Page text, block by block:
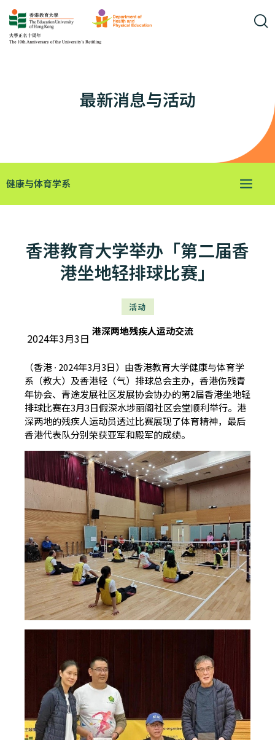
最新消息与活动
健康与体育学系
香港教育大学举办「第二届香
港坐地轻排球比赛」
活动
2024年3月3日
港深两地残疾人运动交流
（香港 ∙ 2024年3月3日）由香港教育大学健康与体育学
系（教大）及香港轻（气）排球总会主办，香港伤残青
年协会、青途发展社区发展协会协办的第2届香港坐地轻
排球比赛在3月3日假深水埗丽阁社区会堂顺利举行。港
深两地的残疾人运动员透过比赛展现了体育精神，最后
香港代表队分别荣获亚军和殿军的成绩。